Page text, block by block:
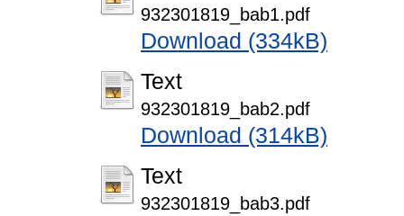
932301819_bab1.pdf
Download (334kB)
Text
932301819_bab2.pdf
Download (314kB)
Text
932301819_bab3.pdf